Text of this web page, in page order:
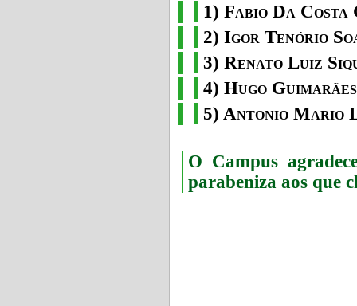
1) Fabio Da
2) Igor Tenório
3) Renato Luiz
4) Hugo
5) Antonio Mario
O Campus
parabeniza aos que